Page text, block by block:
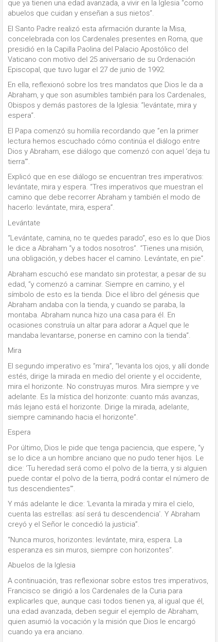
que ya tienen una edad avanzada, a vivir en la Iglesia “como
abuelos que cuidan y enseñan a sus nietos”.
El Santo Padre realizó esta afirmación durante la Misa,
concelebrada con los Cardenales presentes en Roma, que
presidió en la Capilla Paolina del Palacio Apostólico del
Vaticano con motivo del 25 aniversario de su Ordenación
Episcopal, que tuvo lugar el 27 de junio de 1992.
En ella, reflexionó sobre los tres mandatos que Dios le da a
Abraham, y que son asumibles también para los Cardenales,
Obispos y demás pastores de la Iglesia: “levántate, mira y
espera”.
El Papa comenzó su homilía recordando que “en la primer
lectura hemos escuchado cómo continúa el diálogo entre
Dios y Abraham, ese diálogo que comenzó con aquel ‘deja tu
tierra’”.
Explicó que en ese diálogo se encuentran tres imperativos:
levántate, mira y espera. “Tres imperativos que muestran el
camino que debe recorrer Abraham y también el modo de
hacerlo: levántate, mira, espera”.
Levántate
“Levántate, camina, no te quedes parado”, eso es lo que Dios
le dice a Abraham “y a todos nosotros”. “Tienes una misión,
una obligación, y debes hacer el camino. Levántate, en pie”.
Abraham escuchó ese mandato sin protestar, a pesar de su
edad, “y comenzó a caminar. Siempre en camino, y el
símbolo de esto es la tienda. Dice el libro del génesis que
Abraham andaba con la tienda, y cuando se paraba, la
montaba. Abraham nunca hizo una casa para él. En
ocasiones construía un altar para adorar a Aquel que le
mandaba levantarse, ponerse en camino con la tienda”.
Mira
El segundo imperativo es “mira”, “levanta los ojos, y allí donde
estés, dirige la mirada en medio del oriente y el occidente,
mira el horizonte. No construyas muros. Mira siempre y ve
adelante. Es la mística del horizonte: cuanto más avanzas,
más lejano está el horizonte. Dirige la mirada, adelante,
siempre caminando hacia el horizonte”.
Espera
Por último, Dios le pide que tenga paciencia, que espere, “y
se lo dice a un hombre anciano que no pudo tener hijos. Le
dice: ‘Tu heredad será como el polvo de la tierra, y si alguien
puede contar el polvo de la tierra, podrá contar el número de
tus descendientes’”.
Y más adelante le dice: ‘Levanta la mirada y mira el cielo,
cuenta las estrellas: así será tu descendencia’. Y Abraham
creyó y el Señor le concedió la justicia”.
“Nunca muros, horizontes: levántate, mira, espera. La
esperanza es sin muros, siempre con horizontes”.
Abuelos de la Iglesia
A continuación, tras reflexionar sobre estos tres imperativos,
Francisco se dirigió a los Cardenales de la Curia para
explicarles que, aunque casi todos tienen ya, al igual que él,
una edad avanzada, deben seguir el ejemplo de Abraham,
quien asumió la vocación y la misión que Dios le encargó
cuando ya era anciano.